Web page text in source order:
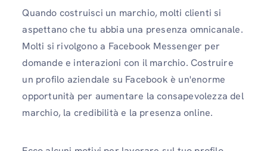
Quando costruisci un marchio, molti clienti si
aspettano che tu abbia una presenza omnicanale.
Molti si rivolgono a Facebook Messenger per
domande e interazioni con il marchio. Costruire
un profilo aziendale su Facebook è un'enorme
opportunità per aumentare la consapevolezza del
marchio, la credibilità e la presenza online.